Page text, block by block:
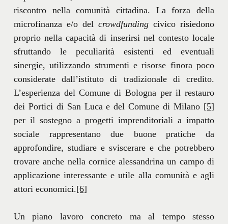
riscontro nella comunità cittadina. La forza della
microfinanza e/o delcrowdfunding civico risiedono
proprio nella capacità di inserirsi nel contesto locale
sfruttando le peculiarità esistenti ed eventuali
sinergie, utilizzando strumenti e risorse finora poco
considerate dall’istituto di tradizionale di credito.
L’esperienza del Comune di Bologna per il restauro
dei Portici di San Luca e del Comune di Milano [5]
per il sostegno a progetti imprenditoriali a impatto
sociale rappresentano due buone pratiche da
approfondire, studiare e sviscerare e che potrebbero
trovare anche nella cornice alessandrina un campo di
applicazione interessante e utile alla comunità e agli
attori economici.[6]
Un piano lavoro concreto ma al tempo stesso